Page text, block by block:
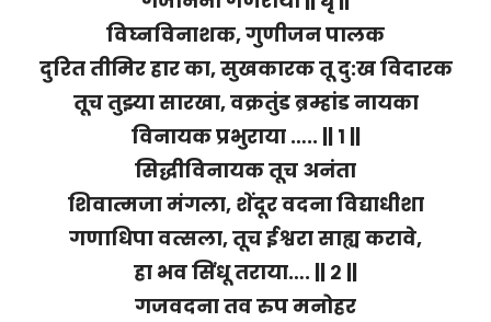
विघ्नविनाशक, गुणीजन पालक
दुरित तीमिर हार का, सुखकारक तू दु:ख विदारक
तूच तुझ्या सारखा, वक्रतुंड ब्रम्हांड नायका
विनायक प्रभुराया ….. || १ ||
सिद्धीविनायक तूच अनंता
शिवात्मजा मंगला, शेंदूर वदना विद्याधीशा
गणाधिपा वत्सला, तूच ईश्वरा साह्य करावे,
हा भव सिंधू तराया…. || २ ||
गजवदना तव रुप मनोहर